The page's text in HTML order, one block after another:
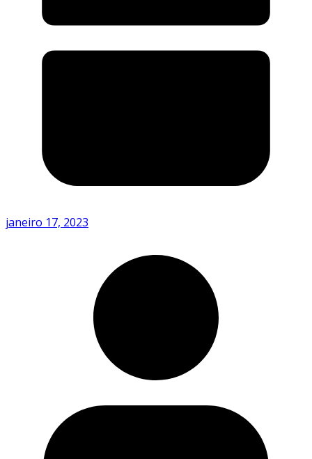
janeiro 17, 2023